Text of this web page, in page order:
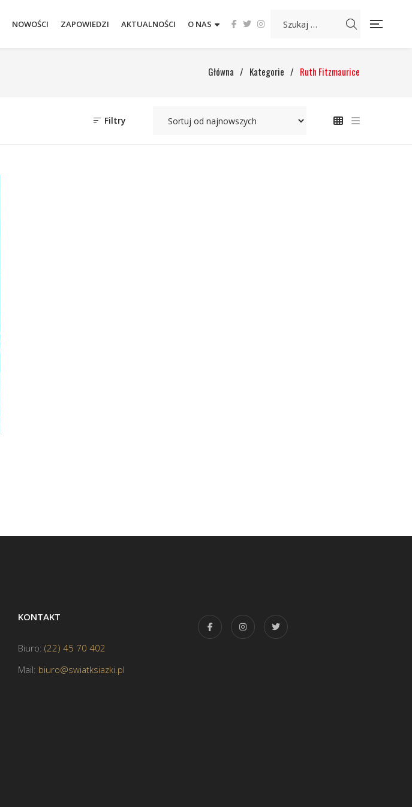
NOWOŚCI ZAPOWIEDZI AKTUALNOŚCI O NAS
Główna / Kategorie / Ruth Fitzmaurice
Filtry
KONTAKT
Biuro: (22) 45 70 402
Mail: biuro@swiatksiazki.pl